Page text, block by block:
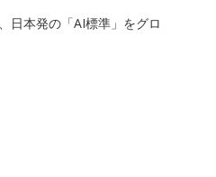
日本発の「AI標準」をグロ